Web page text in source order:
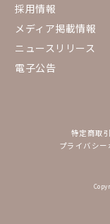
採用情報
メディア掲載情報
ニュースリリース
電子公告
特定商取
プライバシー